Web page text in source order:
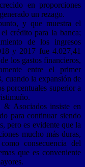
en proporciones
un rezago.
y que muestra el
crédito para la banca;
de los ingresos
y 2017 fue 4.027,41
los gastos financieros,
entre el primer
cuando la expansión de
porcentuales superior a
Asociados insiste en
para continuar siendo
pero es evidente que la
mucho más duras,
consecuencia del
que es conveniente